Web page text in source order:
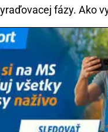
fázy. Ako